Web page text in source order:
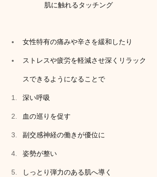
肌に触れるタッチング
女性特有の痛みや辛さを緩和したり
ストレスや疲労を軽減させ深くリラック
スできるようになることで
深い呼吸
血の巡りを促す
副交感神経の働きが優位に
姿勢が整い
しっとり弾力のある肌へ導く